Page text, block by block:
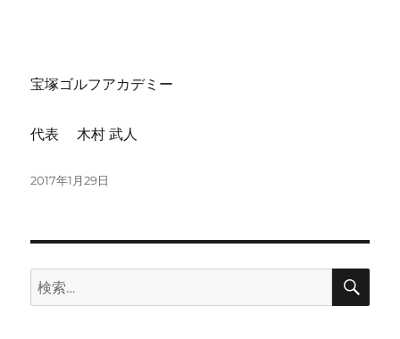
宝塚ゴルフアカデミー
代表 木村 武人
投
2017年1月29日
検
索:
検